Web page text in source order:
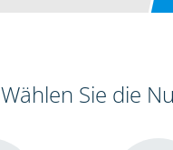
Wählen Sie die